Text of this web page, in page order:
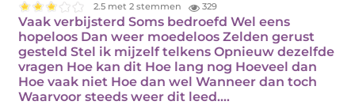
2.5 met 2 stemmen 329
Vaak verbijsterd Soms bedroefd Wel eens
hopeloos Dan weer moedeloos Zelden gerust
gesteld Stel ik mijzelf telkens Opnieuw dezelfde
vragen Hoe kan dit Hoe lang nog Hoeveel dan
Hoe vaak niet Hoe dan wel Wanneer dan toch
Waarvoor steeds weer dit leed.…